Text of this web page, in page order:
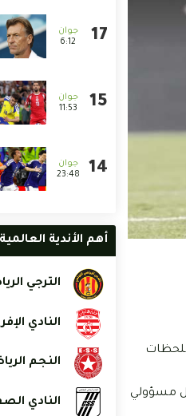
فشل مسؤولي
6:12
11:53
23:48
أهم الأندية العالمية
الترجي
النادي
النجم
النادي